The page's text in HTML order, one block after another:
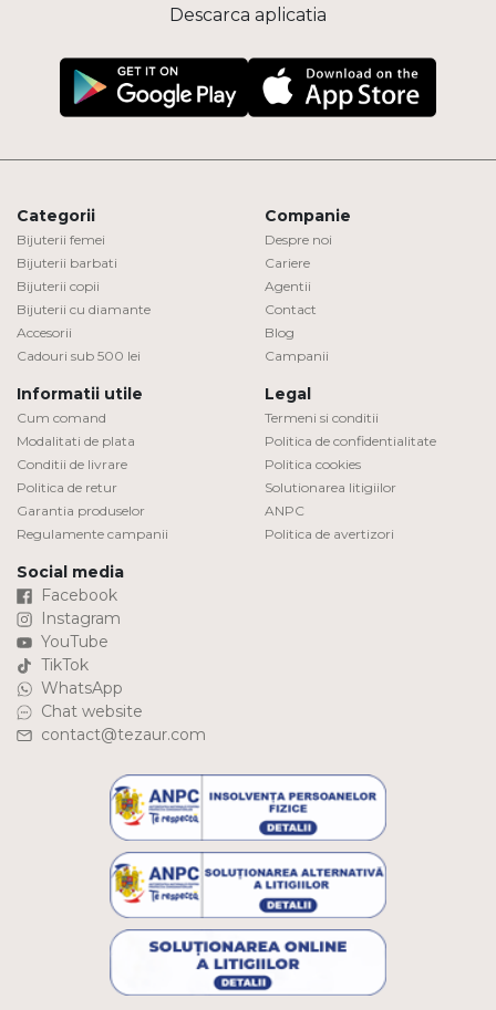
Descarca aplicatia
Categorii
Bijuterii femei
Bijuterii barbati
Bijuterii copii
Bijuterii cu diamante
Accesorii
Cadouri sub 500 lei
Companie
Despre noi
Cariere
Agentii
Contact
Blog
Campanii
Informatii utile
Cum comand
Modalitati de plata
Conditii de livrare
Politica de retur
Garantia produselor
Regulamente campanii
Legal
Termeni si conditii
Politica de confidentialitate
Politica cookies
Solutionarea litigiilor
ANPC
Politica de avertizori
Social media
Facebook
Instagram
YouTube
TikTok
WhatsApp
Chat website
contact@tezaur.com